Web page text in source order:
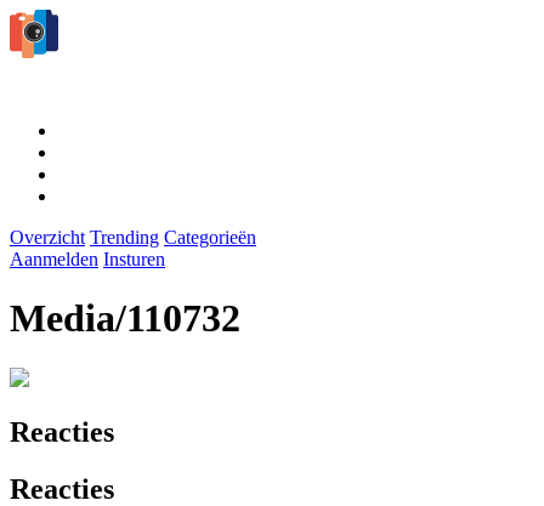
Overzicht Trending Categorieën
Aanmelden Insturen
Media/110732
Reacties
Reacties